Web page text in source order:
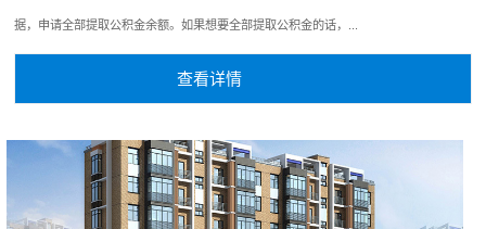
据，申请全部提取公积金余额。如果想要全部提取公积金的话，...
查看详情